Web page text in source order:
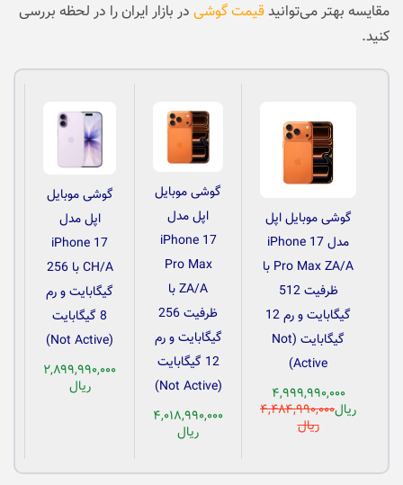
مقایسه بهتر می‌توانیدقیمت گوشی در بازار ایران را در لحظه بررسی
کنید.
گوشی موبایل اپل
مدل iPhone 17
Pro Max ZA/A با
ظرفیت 512
گیگابایت و رم 12
گیگابایت (Not
Active)
۴,۹۹۹,۹۹۰,۰۰۰
ریال۴,۴۸۴,۹۹۰,۰۰۰
ریال
گوشی موبایل
اپل مدل
iPhone 17
Pro Max
ZA/A با
ظرفیت 256
گیگابایت و رم
12 گیگابایت
(Not Active)
۴,۰۱۸,۹۹۰,۰۰۰
ریال
گوشی موبایل
اپل مدل
iPhone 17
CH/A با 256
گیگابایت و رم
8 گیگابایت
(Not Active)
۲,۸۹۹,۹۹۰,۰۰۰
ریال